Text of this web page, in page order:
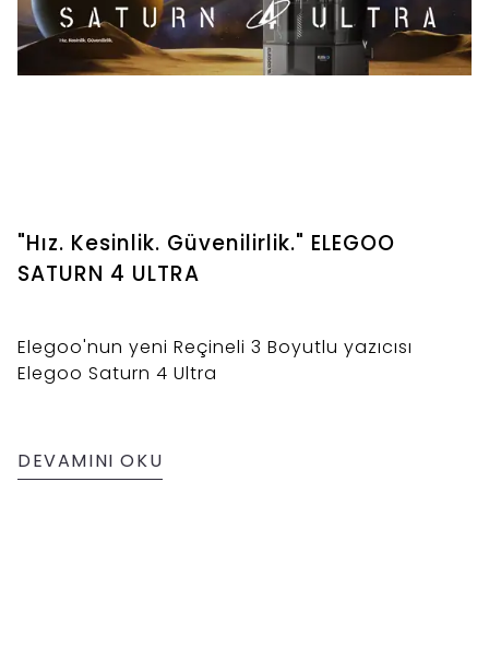
"Hız. Kesinlik. Güvenilirlik." ELEGOO
SATURN 4 ULTRA
Elegoo'nun yeni Reçineli 3 Boyutlu yazıcısı
Elegoo Saturn 4 Ultra
DEVAMINI OKU